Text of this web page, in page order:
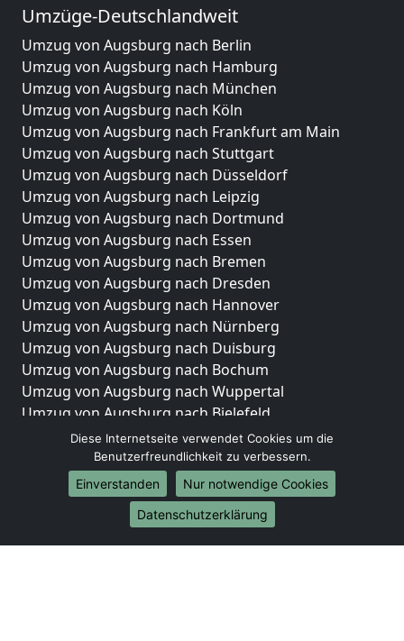
Umzüge-Deutschlandweit
Umzug von Augsburg nach Berlin
Umzug von Augsburg nach Hamburg
Umzug von Augsburg nach München
Umzug von Augsburg nach Köln
Umzug von Augsburg nach Frankfurt am Main
Umzug von Augsburg nach Stuttgart
Umzug von Augsburg nach Düsseldorf
Umzug von Augsburg nach Leipzig
Umzug von Augsburg nach Dortmund
Umzug von Augsburg nach Essen
Umzug von Augsburg nach Bremen
Umzug von Augsburg nach Dresden
Umzug von Augsburg nach Hannover
Umzug von Augsburg nach Nürnberg
Umzug von Augsburg nach Duisburg
Umzug von Augsburg nach Bochum
Umzug von Augsburg nach Wuppertal
Umzug von Augsburg nach Bielefeld
Umzug von Augsburg nach Bonn
Umzug von Augsburg nach Münster
Internationale-Umzüge
Umzug von Augsburg nach Brasilien
Umzug von Augsburg nach Brunei Darussalam
Diese Internetseite verwendet Cookies um die
Benutzerfreundlichkeit zu verbessern.
Einverstanden
Nur notwendige Cookies
Datenschutzerklärung